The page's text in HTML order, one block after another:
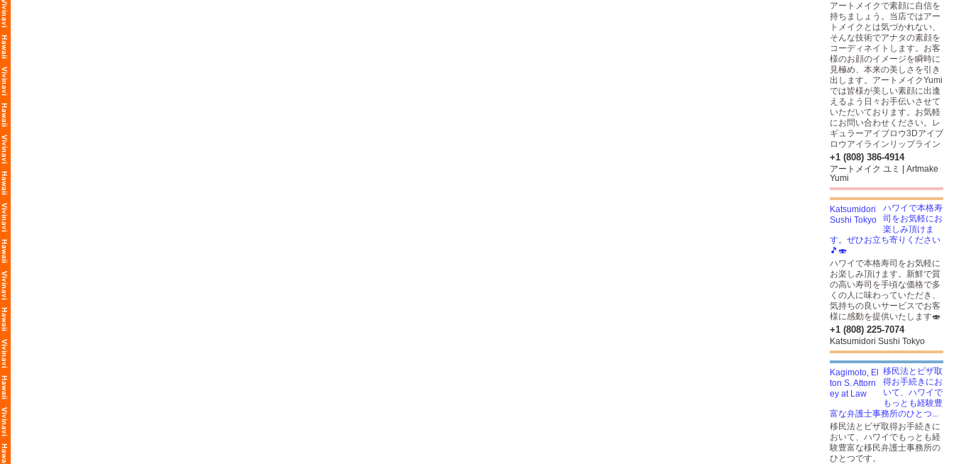
アートメイクで素顔に自信を
持ちましょう。当店ではアー
トメイクとは気づかれない、
そんな技術でアナタの素顔を
コーディネイトします。お客
様のお顔のイメージを瞬時に
見極め、本来の美しさを引き
出します。アートメイクYumi
では皆様が美しい素顔に出逢
えるよう日々お手伝いさせて
いただいております。お気軽
にお問い合わせください。レ
ギュラーアイブロウ3Dアイブ
ロウアイラインリップライン
+1 (808) 386-4914
アートメイク ユミ | Artmake
Yumi
ハワイで本格寿
司をお気軽にお
楽しみ頂けま
す。ぜひお立ち寄りください
🎵🍣
ハワイで本格寿司をお気軽に
お楽しみ頂けます。新鮮で質
の高い寿司を手頃な価格で多
くの人に味わっていただき、
気持ちの良いサービスでお客
様に感動を提供いたします🍣
+1 (808) 225-7074
Katsumidori Sushi Tokyo
移民法とビザ取
得お手続きにお
いて、ハワイで
もっとも経験豊
富な弁護士事務所のひとつ...
移民法とビザ取得お手続きに
おいて、ハワイでもっとも経
験豊富な移民弁護士事務所の
ひとつです。